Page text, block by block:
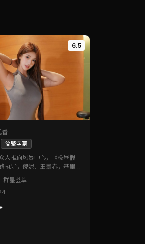
6.5
看
简繁字幕
人推向风暴中心，《极昼假
执导，倪妮、王景春，基里安·
等联袂出演。本片为英国出品
思考性取得微妙平衡。值得在
设备上重温。
群星荟萃